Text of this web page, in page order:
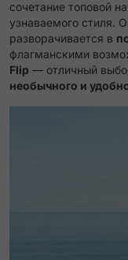
сочетание топовой
узнаваемого стиля.
разворачивается в
флагманскими
Flip — отличный
необычного и